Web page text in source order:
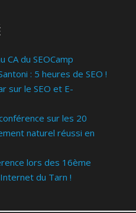
CA du SEOCamp
: 5 heures de SEO !
sur le SEO et E-
sur les 20
naturel réussi en
lors des 16ème
du Tarn !